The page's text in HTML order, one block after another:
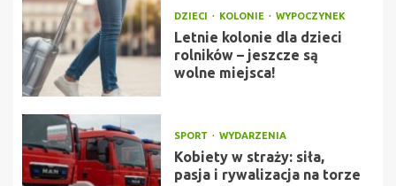
DZIECI KOLONIE WYPOCZYNEK
Letnie kolonie dla dzieci
rolników – jeszcze są
wolne miejsca!
SPORT WYDARZENIA
Kobiety w straży: siła,
pasja i rywalizacja na torze